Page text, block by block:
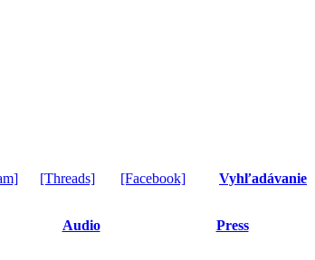
[Threads] [Facebook] Vyhľadávanie
Audio Press